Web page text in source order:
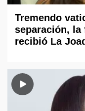
Tremendo
separación, la
recibió La